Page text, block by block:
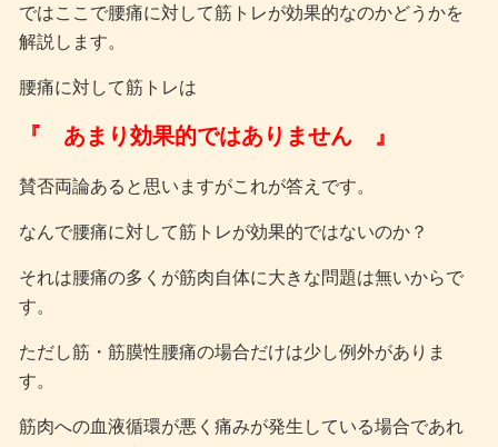
ではここで腰痛に対して筋トレが効果的なのかどうかを
解説します。
腰痛に対して筋トレは
『 あまり効果的ではありません 』
賛否両論あると思いますがこれが答えです。
なんで腰痛に対して筋トレが効果的ではないのか？
それは腰痛の多くが筋肉自体に大きな問題は無いからで
す。
ただし筋・筋膜性腰痛の場合だけは少し例外がありま
す。
筋肉への血液循環が悪く痛みが発生している場合であれ